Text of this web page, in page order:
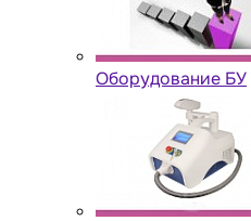
Оборудование БУ